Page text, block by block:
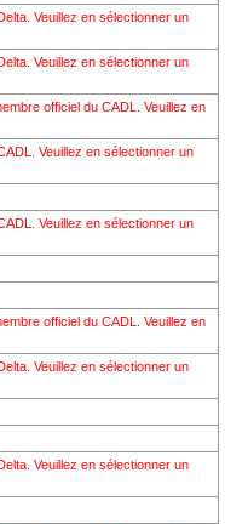
Veuillez en sélectionner un
Veuillez en sélectionner un
officiel du CADL. Veuillez en
Veuillez en sélectionner un
Veuillez en sélectionner un
officiel du CADL. Veuillez en
Veuillez en sélectionner un
Veuillez en sélectionner un